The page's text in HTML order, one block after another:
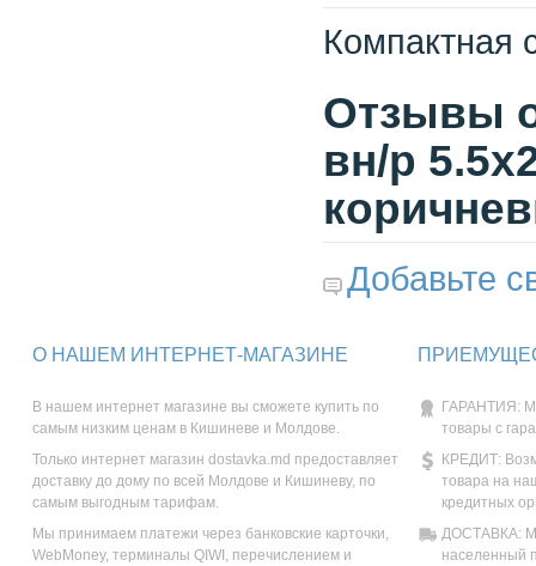
Компактная
Отзывы
вн/р
Добавьте
О НАШЕМ ИНТЕРНЕТ-МАГАЗИНЕ
В нашем интернет магазине вы сможете купить по
самым низким ценам в Кишиневе и Молдове.
Только интернет магазин dostavka.md предоставляет
доставку до дому по всей Молдове и Кишиневу, по
самым выгодным тарифам.
Мы принимаем платежи через банковские карточки,
WebMoney, терминалы QIWI, перечислением и
ГАРАНТИЯ:
товары с
КРЕДИТ:
товара на
кредитных
ДОСТАВКА:
населенный